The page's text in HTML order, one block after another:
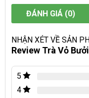
ĐÁNH GIÁ (0)
NHẬN XÉT VỀ SẢN
Review Trà Vỏ
5
4